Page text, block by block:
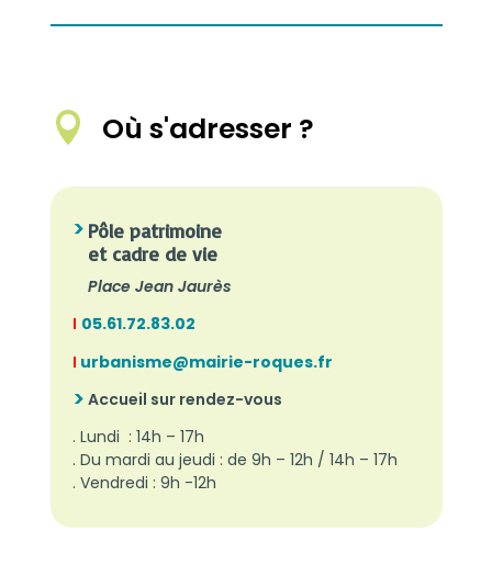
 Où s'adresser ?
Pôle patrimoine
et cadre de vie
Place Jean Jaurès
I 05.61.72.83.02
I urbanisme@mairie-roques.fr
Accueil sur rendez-vous
. Lundi : 14h – 17h
. Du mardi au jeudi : de 9h – 12h / 14h – 17h
. Vendredi : 9h -12h